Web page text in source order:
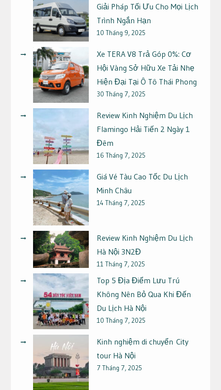
Giải Pháp Tối Ưu Cho Mọi Lịch
Trình Ngắn Hạn
10 Tháng 9, 2025
Xe TERA V8 Trả Góp 0%: Cơ
Hội Vàng Sở Hữu Xe Tải Nhẹ
Hiện Đại Tại Ô Tô Thái Phong
30 Tháng 7, 2025
Review Kinh Nghiệm Du Lịch
Flamingo Hải Tiến 2 Ngày 1
Đêm
16 Tháng 7, 2025
Giá Vé Tàu Cao Tốc Du Lịch
Minh Châu
14 Tháng 7, 2025
Review Kinh Nghiệm Du Lịch
Hà Nội 3N2Đ
11 Tháng 7, 2025
Top 5 Địa Điểm Lưu Trú
Không Nên Bỏ Qua Khi Đến
Du Lịch Hà Nội
10 Tháng 7, 2025
Kinh nghiệm di chuyển City
tour Hà Nội
7 Tháng 7, 2025